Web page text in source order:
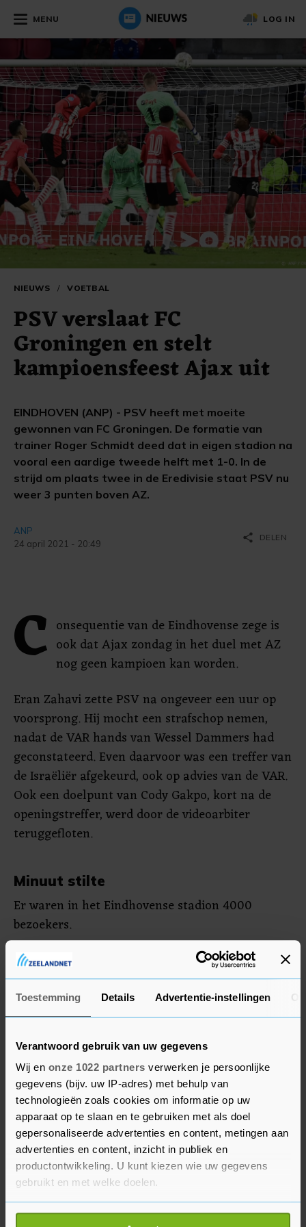
Toestemming Details Advertentie-instellingen
Verantwoord gebruik van uw gegevens
Wij en onze 1022 partners verwerken je persoonlijke
gegevens (bijv. uw IP-adres) met behulp van
technologieën zoals cookies om informatie op uw
apparaat op te slaan en te gebruiken met als doel
gepersonaliseerde advertenties en content, metingen aan
advertenties en content, inzicht in publiek en
productontwikkeling. U kunt kiezen wie uw gegevens
gebruikt en met welke doelen.
Als u het toestaat, willen we ook graag:
MENU LOG IN
NIEUWS / VOETBAL
PSV verslaat FC
Groningen en stelt
kampioensfeest Ajax uit
EINDHOVEN (ANP) - PSV heeft met moeite
gewonnen van FC Groningen. De formatie van
trainer Roger Schmidt deed dat in eigen stadion na
vooral een aardige tweede helft met 1-0. In de
strijd om plaats twee in de Eredivisie staat PSV nu
weer 3 punten boven AZ.
ANP
24 april 2021 - 20:49
share DELEN
C onsequentie van de Eindhovense zege is
ook dat Ajax zondag in het duel met AZ
nog geen kampioen kan worden.
Eran Zahavi zette PSV na ongeveer een uur op
voorsprong. Hij mocht een strafschop nemen,
nadat de VAR hands van Wessel Dammers had
geconstateerd. Even daarvoor was een treffer van
de Israëliër afgekeurd, ook op advies van de VAR.
Ook een doelpunt van Cody Gakpo, kort na de
openingstreffer, werd door de videoarbiter
teruggefloten.
Minuut stilte
Er waren in het Eindhovense stadion 4000
bezoekers.
Voor het duel was er een minuut stilte, ter
nagedachtenis van PSV's eerder in de week
overleden clubicoon Willy van der Kuijlen.